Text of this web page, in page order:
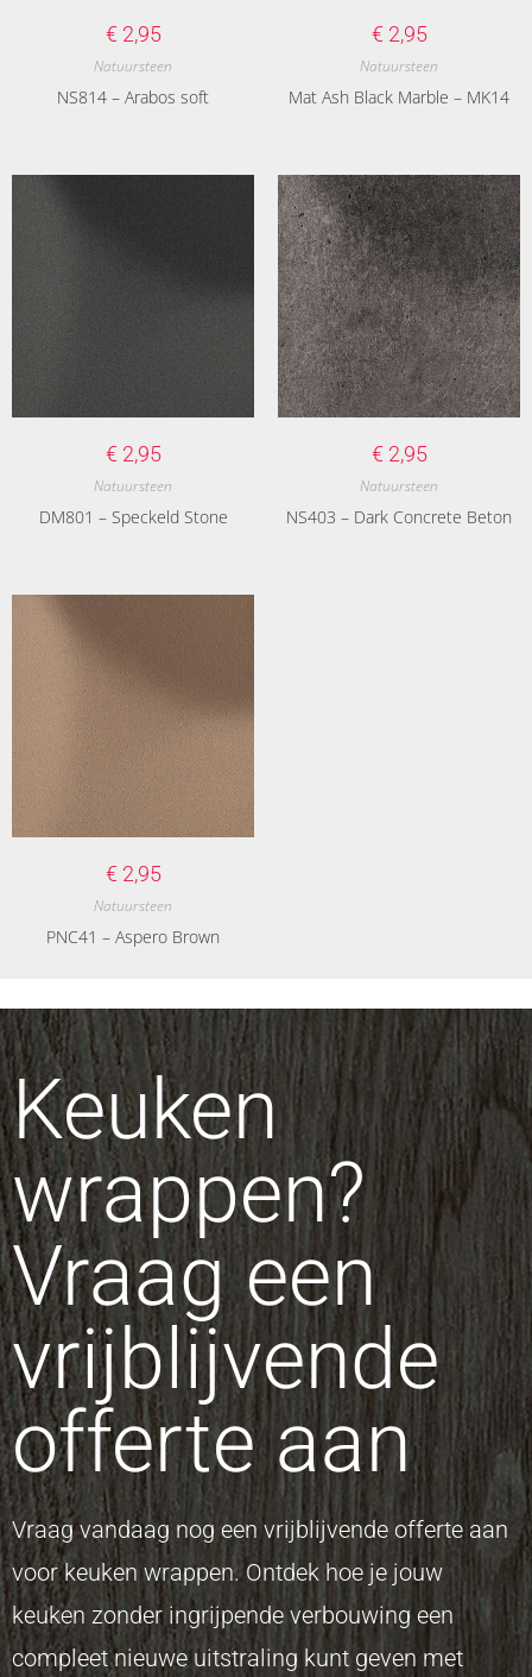
€ 2,95
Natuursteen
NS814 – Arabos soft
€ 2,95
Natuursteen
Mat Ash Black Marble – MK14
€ 2,95
Natuursteen
DM801 – Speckeld Stone
€ 2,95
Natuursteen
NS403 – Dark Concrete Beton
€ 2,95
Natuursteen
PNC41 – Aspero Brown
Keuken
wrappen?
Vraag een
vrijblijvende
offerte aan
Vraag vandaag nog een vrijblijvende offerte aan
voor keuken wrappen. Ontdek hoe je jouw
keuken zonder ingrijpende verbouwing een
compleet nieuwe uitstraling kunt geven met